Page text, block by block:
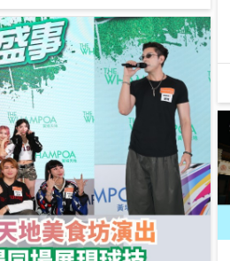
分享睇波心得同場展現球技